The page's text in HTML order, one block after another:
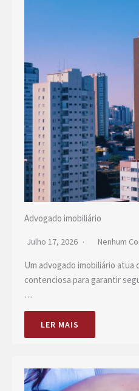
Advogado imobiliário
Julho 17, 2026 Nenhum
Um advogado imobiliário
contenciosa para garantir
…
LER MAIS